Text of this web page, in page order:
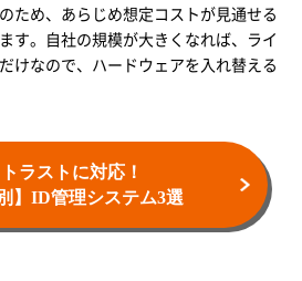
ため、あらじめ想定コストが見通せる
す。自社の規模が大きくなれば、ライ
けなので、ハードウェアを入れ替える
ラストに対応！
】ID管理システム3選